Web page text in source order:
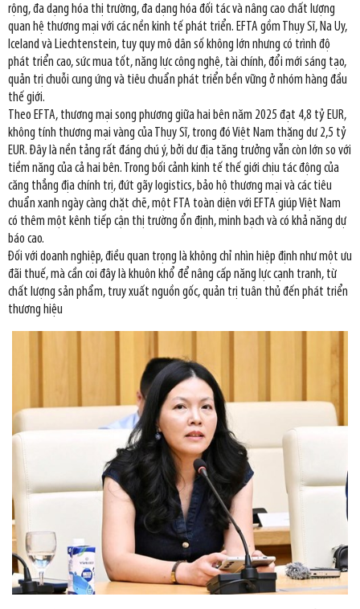
rộng, đa dạng hóa thị trường, đa dạng hóa đối tác và nâng cao chất lượng
quan hệ thương mại với các nền kinh tế phát triển. EFTA gồm Thụy Sĩ, Na Uy,
Iceland và Liechtenstein, tuy quy mô dân số không lớn nhưng có trình độ
phát triển cao, sức mua tốt, năng lực công nghệ, tài chính, đổi mới sáng tạo,
quản trị chuỗi cung ứng và tiêu chuẩn phát triển bền vững ở nhóm hàng đầu
thế giới.
Theo EFTA, thương mại song phương giữa hai bên năm 2025 đạt 4,8 tỷ EUR,
không tính thương mại vàng của Thụy Sĩ, trong đó Việt Nam thặng dư 2,5 tỷ
EUR. Đây là nền tảng rất đáng chú ý, bởi dư địa tăng trưởng vẫn còn lớn so với
tiềm năng của cả hai bên. Trong bối cảnh kinh tế thế giới chịu tác động của
căng thẳng địa chính trị, đứt gãy logistics, bảo hộ thương mại và các tiêu
chuẩn xanh ngày càng chặt chẽ, một FTA toàn diện với EFTA giúp Việt Nam
có thêm một kênh tiếp cận thị trường ổn định, minh bạch và có khả năng dự
báo cao.
Đối với doanh nghiệp, điều quan trọng là không chỉ nhìn hiệp định như một ưu
đãi thuế, mà cần coi đây là khuôn khổ để nâng cấp năng lực cạnh tranh, từ
chất lượng sản phẩm, truy xuất nguồn gốc, quản trị tuân thủ đến phát triển
thương hiệu